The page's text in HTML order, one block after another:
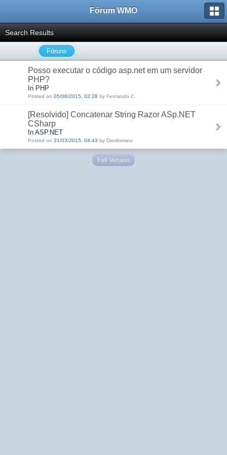
Fórum WMO
Search Results
Fóruns
Posso executar o código asp.net em um servidor
PHP?
In PHP
Posted on 05/06/2015, 02:28 by Fernando C
[Resolvido] Concatenar String Razor ASp.NET
CSharp
In ASP.NET
Posted on 31/03/2015, 04:43 by Danilomaru
Full Version